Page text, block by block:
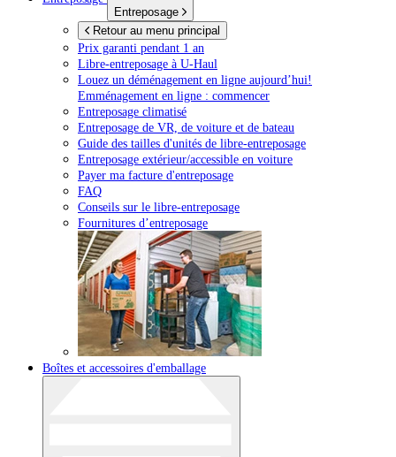
Entreposage
Retour au menu principal
Prix garanti pendant 1 an
Libre-entreposage à U-Haul
Louez un déménagement en ligne aujourd’hui!
Emménagement en ligne : commencer
Entreposage climatisé
Entreposage de VR, de voiture et de bateau
Guide des tailles d'unités de libre-entreposage
Entreposage extérieur/accessible en voiture
Payer ma facture d'entreposage
FAQ
Conseils sur le libre-entreposage
Fournitures d’entreposage
Boîtes et accessoires d'emballage